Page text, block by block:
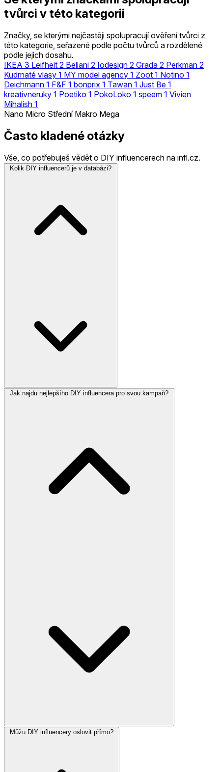
tvůrci v této kategorii
Značky, se kterými nejčastěji spolupracují ověření tvůrci z
této kategorie, seřazené podle počtu tvůrců a rozdělené
podle jejich dosahu.
IKEA 3 Leifheit 2 Beliani 2 Iodesign 2 Grada 2 Perkman 2
Kudrnaté vlasy 1 MY model agency 1 Zoot 1 Notino 1
Deichmann 1 F&F 1 bonprix 1 Tawan 1 Just Be 1
kreativneruky 1 Poetiko 1 PokoLoko 1 speem 1 Vivien
Mihalish 1
Nano Micro Střední Makro Mega
Často kladené otázky
Vše, co potřebuješ vědět o DIY influencerech na infl.cz.
Kolik DIY influencerů je v databázi?
Jak najdu nejlepšího DIY influencera pro svou kampaň?
Můžu DIY influencery oslovit přímo?